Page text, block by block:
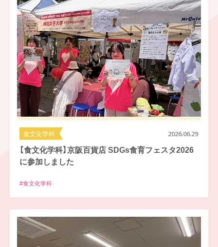
食文化学科 2026.06.29
【食文化学科】京阪百貨店 SDGs食育フェスタ2026
に参加しました
#食文化学科